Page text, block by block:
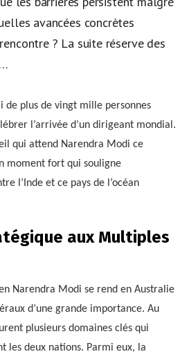
avancées concrètes
? La suite réserve des
de plus de vingt mille personnes
l’arrivée d’un dirigeant mondial.
qui attend Narendra Modi ce
moment fort qui souligne
l’Inde et ce pays de l’océan
aux Multiples
Narendra Modi se rend en Australie
d’une grande importance. Au
plusieurs domaines clés qui
les deux nations. Parmi eux, la